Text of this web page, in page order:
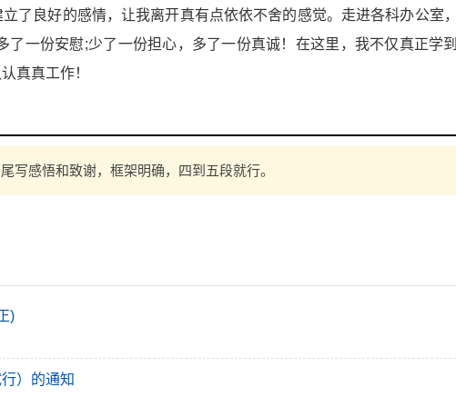
了良好的感情，让我离开真有点依依不舍的感觉。走进各科办公室
了一份安慰;少了一份担心，多了一份真诚！在这里，我不仅真正学
真真工作！
写感悟和致谢，框架明确，四到五段就行。
)
）的通知